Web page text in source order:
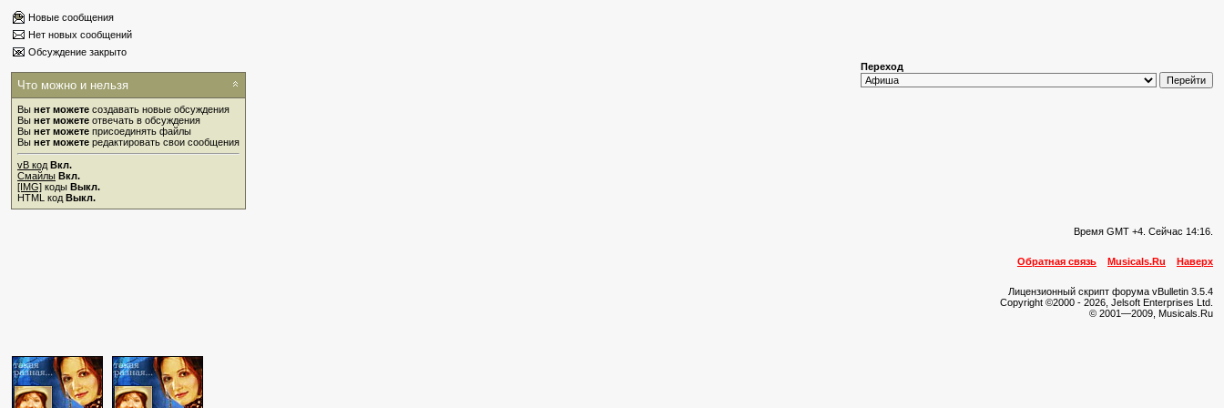
Новые сообщения
Нет новых сообщений
Обсуждение закрыто
Что можно и нельзя
Вы нет можете создавать новые обсуждения
Вы нет можете отвечать в обсуждения
Вы нет можете присоединять файлы
Вы нет можете редактировать свои сообщения
vB код Вкл.
Смайлы Вкл.
[IMG] коды Выкл.
HTML код Выкл.
Переход
Время GMT +4. Сейчас 14:16
Обратная связь Musicals.Ru Наверх
Лицензионный скрипт форума vBulletin 3.5.4
Copyright ©2000 - 2026, Jelsoft Enterprises Ltd.
© 2001—2009, Musicals.Ru